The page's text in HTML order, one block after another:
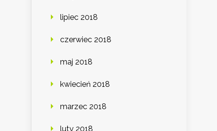
lipiec 2018
czerwiec 2018
maj 2018
kwiecień 2018
marzec 2018
luty 2018